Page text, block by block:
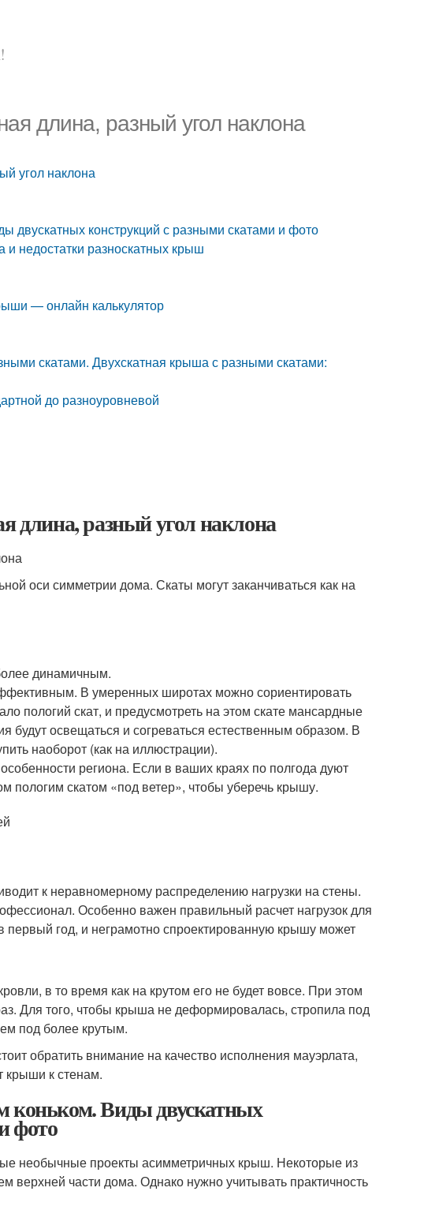
длина, разный угол наклона
угол наклона
конструкций с разными скатами и фото
недостатки разноскатных крыш
— онлайн калькулятор
скатами. Двухскатная крыша с разными скатами:
до разноуровневой
длина, разный угол наклона
оси симметрии дома. Скаты могут заканчиваться как на
динамичным.
В умеренных широтах можно сориентировать
пологий скат, и предусмотреть на этом скате мансардные
будут освещаться и согреваться естественным образом. В
наоборот (как на иллюстрации).
региона. Если в ваших краях по полгода дуют
пологим скатом «под ветер», чтобы уберечь крышу.
к неравномерному распределению нагрузки на стены.
Особенно важен правильный расчет нагрузок для
год, и неграмотно спроектированную крышу может
в то время как на крутом его не будет вовсе. При этом
Для того, чтобы крыша не деформировалась, стропила под
под более крутым.
обратить внимание на качество исполнения мауэрлата,
крыши к стенам.
Виды двускатных
фото
необычные проекты асимметричных крыш. Некоторые из
части дома. Однако нужно учитывать практичность